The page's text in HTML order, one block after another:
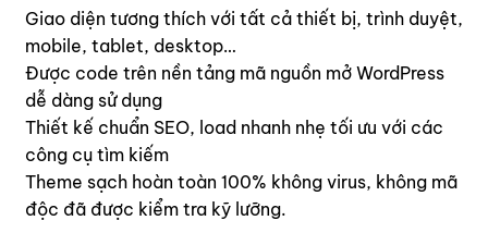
Giao diện tương thích với tất cả thiết bị, trình duyệt,
mobile, tablet, desktop…
Được code trên nền tảng mã nguồn mở WordPress
dễ dàng sử dụng
Thiết kế chuẩn SEO, load nhanh nhẹ tối ưu với các
công cụ tìm kiếm
Theme sạch hoàn toàn 100% không virus, không mã
độc đã được kiểm tra kỹ lưỡng.